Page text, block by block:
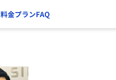
料金プランFAQ